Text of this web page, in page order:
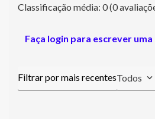
Classificação média: 0(0
Faça login para escrever uma
Todos